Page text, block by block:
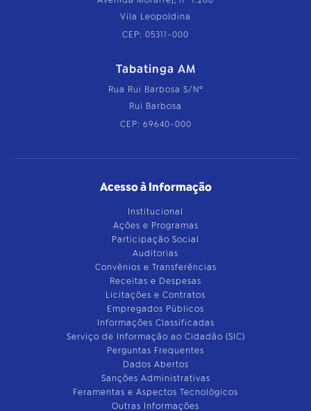
Vila Leopoldina
CEP: 05311-000
Tabatinga AM
Rua Rui Barbosa S/Nº
Rui Barbosa
CEP: 69640-000
Acesso à Informação
Institucional
Ações e Programas
Participação Social
Auditorias
Convênios e Transferências
Receitas e Despesas
Licitações e Contratos
Empregados Públicos
Informações Classificadas
Serviço de Informação ao Cidadão (SIC)
Perguntas Frequentes
Dados Abertos
Sanções Administrativas
Feramentas e Aspectos Tecnológicos
Outras Informações